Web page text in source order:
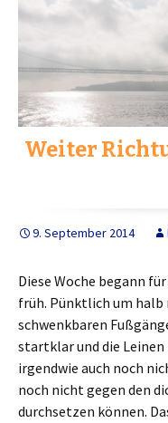
Weiter
9. September 2014
Diese Woche begann
früh. Pünktlich um halb
schwenkbaren
startklar und die Leinen
irgendwie auch noch
noch nicht gegen den
durchsetzen können.